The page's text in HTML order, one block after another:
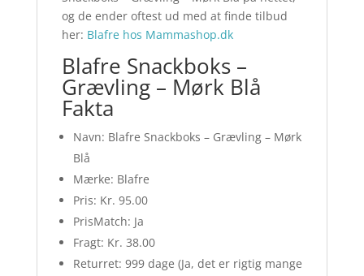
og de ender oftest ud med at finde tilbud
her: Blafre hos Mammashop.dk
Blafre Snackboks –
Grævling – Mørk Blå
Fakta
Navn: Blafre Snackboks – Grævling – Mørk
Blå
Mærke: Blafre
Pris: Kr. 95.00
PrisMatch: Ja
Fragt: Kr. 38.00
Returret: 999 dage (Ja, det er rigtig mange